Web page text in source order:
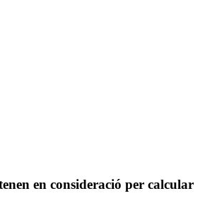
en consideració per calcular